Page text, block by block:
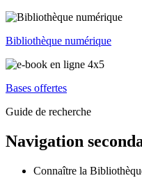
Bibliothèque numérique
Bases offertes
Guide de recherche
Navigation
Connaître la